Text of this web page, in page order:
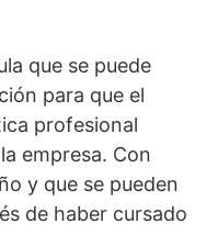
que se puede
para que el
profesional
empresa. Con
y que se pueden
de haber cursado